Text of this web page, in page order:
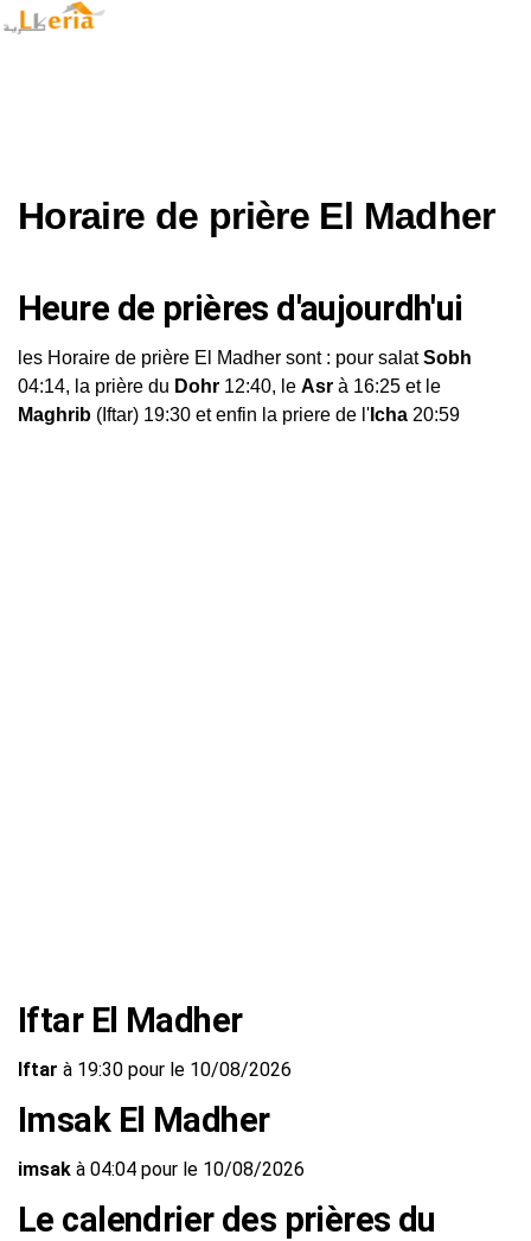
Horaire de prière El Madher
Heure de prières d'aujourdh'ui
les Horaire de prière El Madher sont : pour salatSobh
04:14, la prière du Dohr 12:40, le Asr à 16:25 et le
Maghrib (Iftar) 19:30 et enfin la priere de l' Icha 20:59
Iftar El Madher
Iftar à 19:30 pour le 10/08/2026
Imsak El Madher
imsak à 04:04 pour le 10/08/2026
Le calendrier des prières du